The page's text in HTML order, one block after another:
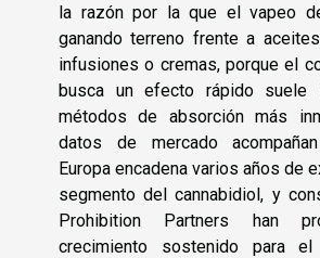
la razón por la que el vapeo
ganando terreno frente a
infusiones o cremas, porque el
busca un efecto rápido suele
métodos de absorción más
datos de mercado
Europa encadena varios años de
segmento del cannabidiol, y
Prohibition Partners han
crecimiento sostenido para